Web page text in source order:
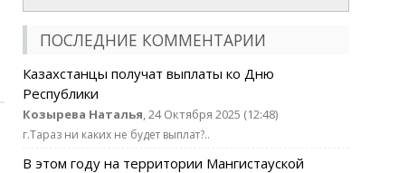
ПОСЛЕДНИЕ КОММЕНТАРИИ
Казахстанцы получат выплаты ко Дню
Республики
Козырева Наталья, 24 Октября 2025 (12:48)
г.Тараз ни каких не будет выплат?..
В этом году на территории Мангистауской